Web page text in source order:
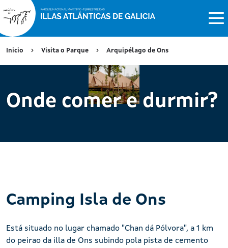
Inicio Visita o Parque Arquipélago de Ons
Onde comer e durmir?
Camping Isla de Ons
Está situado no lugar chamado "Chan dá Pólvora", a 1 km
do peirao da illa de Ons subindo pola pista de cemento